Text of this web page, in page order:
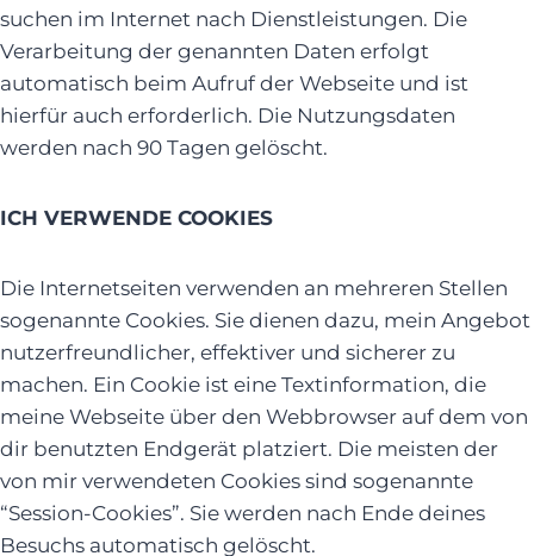
suchen im Internet nach Dienstleistungen. Die
Verarbeitung der genannten Daten erfolgt
automatisch beim Aufruf der Webseite und ist
hierfür auch erforderlich. Die Nutzungsdaten
werden nach 90 Tagen gelöscht.
ICH VERWENDE COOKIES
Die Internetseiten verwenden an mehreren Stellen
sogenannte Cookies. Sie dienen dazu, mein Angebot
nutzerfreundlicher, effektiver und sicherer zu
machen. Ein Cookie ist eine Textinformation, die
meine Webseite über den Webbrowser auf dem von
dir benutzten Endgerät platziert. Die meisten der
von mir verwendeten Cookies sind sogenannte
“Session-Cookies”. Sie werden nach Ende deines
Besuchs automatisch gelöscht.